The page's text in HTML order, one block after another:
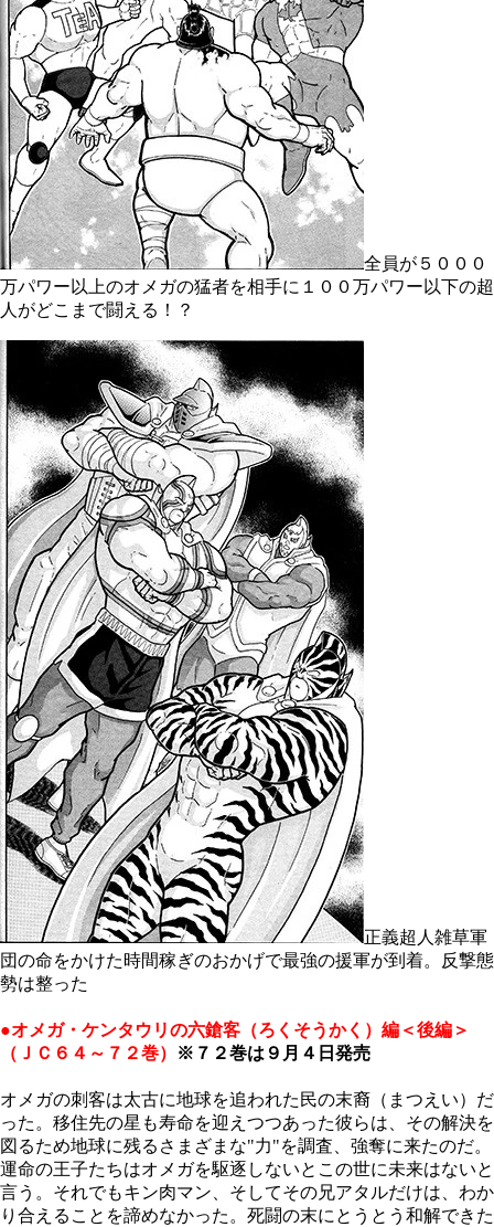
全員が５０００
万パワー以上のオメガの猛者を相手に１００万パワー以下の超
人がどこまで闘える！？
正義超人雑草軍
団の命をかけた時間稼ぎのおかげで最強の援軍が到着。反撃態
勢は整った
●オメガ・ケンタウリの六鎗客（ろくそうかく）編＜後編＞
（ＪＣ６４～７２巻）
※７２巻は９月４日発売
オメガの刺客は太古に地球を追われた民の末裔（まつえい）だ
った。移住先の星も寿命を迎えつつあった彼らは、その解決を
図るため地球に残るさまざまな"力"を調査、強奪に来たのだ。
運命の王子たちはオメガを駆逐しないとこの世に未来はないと
言う。それでもキン肉マン、そしてその兄アタルだけは、わか
り合えることを諦めなかった。死闘の末にとうとう和解できた